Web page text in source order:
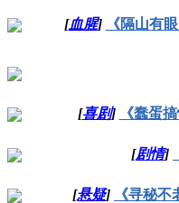
[血腥] 《隔山有
[喜剧] 《蠢蛋
[剧情]
[悬疑] 《寻秘